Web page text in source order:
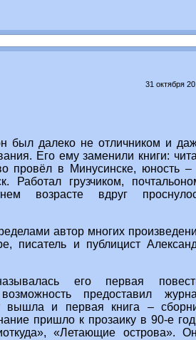
31 октября
был далеко не отличником и
Его ему заменили книги:
провёл в Минусинске, юность –
Работал грузчиком,
возрасте вдруг
автор многих
писатель и публицист
его первая
предоставил
вышла и первая книга –
пришло к прозаику в 90-е
«Летающие острова».